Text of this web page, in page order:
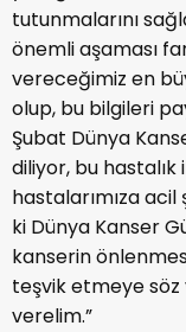
tutunmalarını
önemli aşaması
vereceğimiz en
olup, bu bilgileri
Şubat Dünya
diliyor, bu
hastalarımıza
ki Dünya Kanser
kanserin
teşvik etmeye
verelim.”